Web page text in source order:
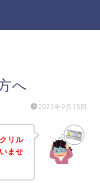
へ
2021年9月15日
リル
ませ